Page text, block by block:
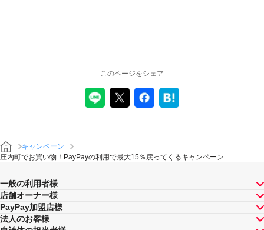
このページをシェア
キャンペーン
庄内町でお買い物！PayPayの利用で最大15％戻ってくるキャンペーン
一般の利用者様
店舗オーナー様
PayPay加盟店様
法人のお客様